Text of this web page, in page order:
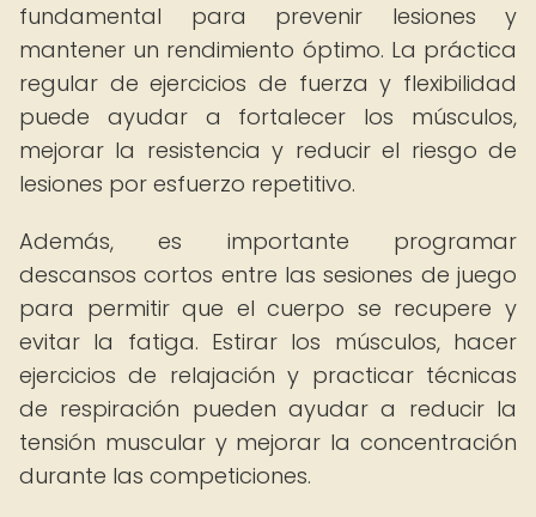
fundamental para prevenir lesiones y
mantener un rendimiento óptimo. La práctica
regular de ejercicios de fuerza y ​​flexibilidad
puede ayudar a fortalecer los músculos,
mejorar la resistencia y reducir el riesgo de
lesiones por esfuerzo repetitivo.
Además, es importante programar
descansos cortos entre las sesiones de juego
para permitir que el cuerpo se recupere y
evitar la fatiga. Estirar los músculos, hacer
ejercicios de relajación y practicar técnicas
de respiración pueden ayudar a reducir la
tensión muscular y mejorar la concentración
durante las competiciones.